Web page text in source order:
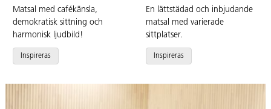
Matsal med cafékänsla,
demokratisk sittning och
harmonisk ljudbild!
Inspireras
En lättstädad och inbjudande
matsal med varierade
sittplatser.
Inspireras